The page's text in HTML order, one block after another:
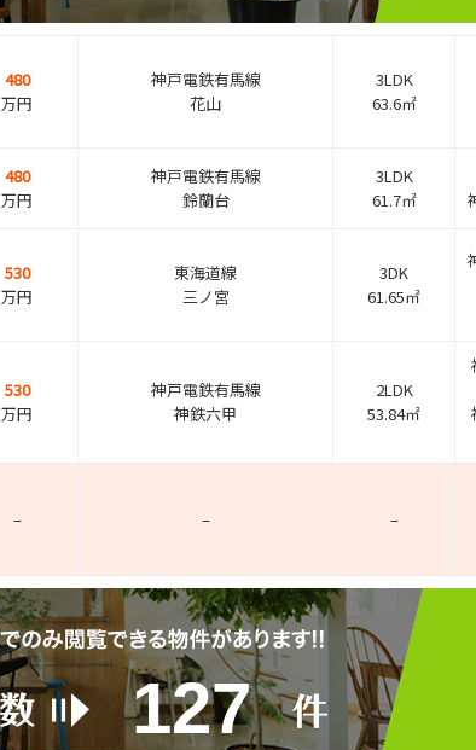
480
万円
神戸電鉄有馬線
花山
3LDK
63.6㎡
480
万円
神戸電鉄有馬線
鈴蘭台
3LDK
61.7㎡
530
万円
東海道線
三ノ宮
3DK
61.65㎡
530
万円
神戸電鉄有馬線
神鉄六甲
2LDK
53.84㎡
– – –
127